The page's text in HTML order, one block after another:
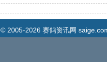
© 2005-2026 赛鸽资讯网